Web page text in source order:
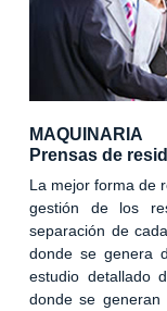
MAQUINARIA
Prensas de
La mejor forma de
gestión de los
separación de
donde se genera
estudio detallado
donde se